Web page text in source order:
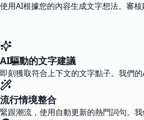
使用AI根據您的內容生成文字想法。審
AI驅動的文字建議
即刻獲取符合上下文的文字點子。我們
流行情境整合
緊跟潮流，使用自動更新的熱門詞句。